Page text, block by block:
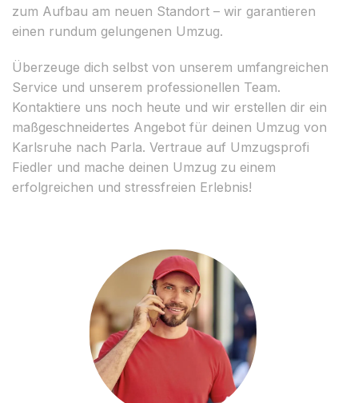
zum Aufbau am neuen Standort – wir garantieren
einen rundum gelungenen Umzug.
Überzeuge dich selbst von unserem umfangreichen
Service und unserem professionellen Team.
Kontaktiere uns noch heute und wir erstellen dir ein
maßgeschneidertes Angebot für deinen Umzug von
Karlsruhe nach Parla. Vertraue auf Umzugsprofi
Fiedler und mache deinen Umzug zu einem
erfolgreichen und stressfreien Erlebnis!